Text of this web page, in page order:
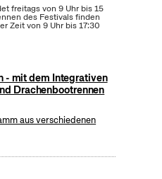
freitags von 9 Uhr bis 15
des Festivals finden
Zeit von 9 Uhr bis 17:30
- mit dem Integrativen
Drachenbootrennen
aus verschiedenen